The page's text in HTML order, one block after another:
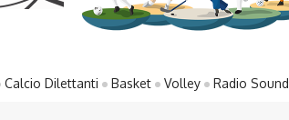
Calcio Dilettanti Basket Volley Radio Sound